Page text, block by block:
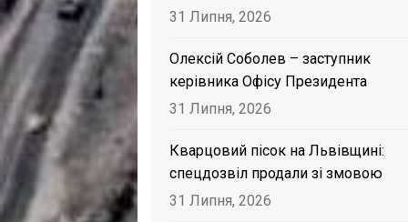
31 Липня, 2026
Олексій Соболев – заступник
керівника Офісу Президента
31 Липня, 2026
Кварцовий пісок на Львівщині:
спецдозвіл продали зі змовою
31 Липня, 2026